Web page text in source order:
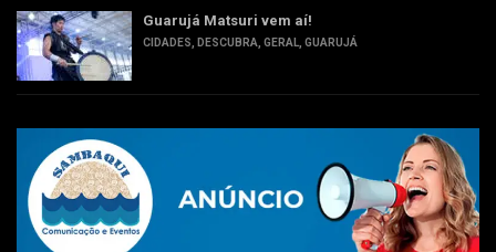
Guarujá Matsuri vem aí!
CIDADES DESCUBRA GERAL GUARUJÁ